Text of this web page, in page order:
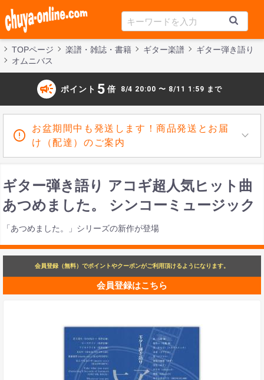
TOPページ 楽譜・雑誌・書籍 ギター楽譜
ギター弾き語り
オムニバス
campaign ポイント 5 倍 8/4 20:00 〜 8/11 1:59 まで
お盆期間中も発送します！商品発送とお届
け（配達）のご案内
ギター弾き語り アコギ超人気ヒット曲
あつめました。 シンコーミュージック
「あつめました。」シリーズの新作が登場
会員登録（無料）でポイントやクーポンがご利用頂けるようになります。
会員登録はこちら